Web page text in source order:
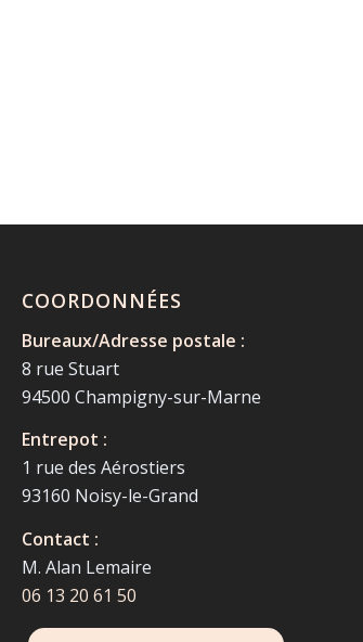
COORDONNÉES
Bureaux/Adresse postale :
8 rue Stuart
94500 Champigny-sur-Marne
Entrepot :
1 rue des Aérostiers
93160 Noisy-le-Grand
Contact :
M. Alan Lemaire
06 13 20 61 50